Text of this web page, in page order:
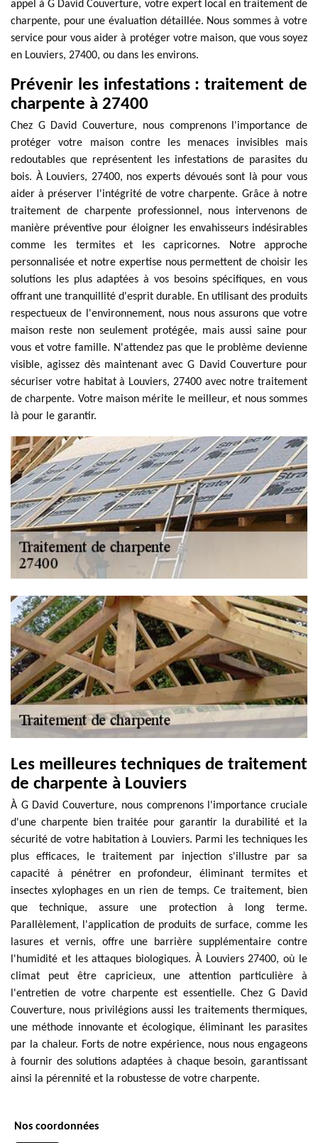
appel à G David Couverture, votre expert local en traitement de
charpente, pour une évaluation détaillée. Nous sommes à votre
service pour vous aider à protéger votre maison, que vous soyez
en Louviers, 27400, ou dans les environs.
Prévenir les infestations : traitement de
charpente à 27400
Chez G David Couverture, nous comprenons l'importance de
protéger votre maison contre les menaces invisibles mais
redoutables que représentent les infestations de parasites du
bois. À Louviers, 27400, nos experts dévoués sont là pour vous
aider à préserver l'intégrité de votre charpente. Grâce à notre
traitement de charpente professionnel, nous intervenons de
manière préventive pour éloigner les envahisseurs indésirables
comme les termites et les capricornes. Notre approche
personnalisée et notre expertise nous permettent de choisir les
solutions les plus adaptées à vos besoins spécifiques, en vous
offrant une tranquillité d'esprit durable. En utilisant des produits
respectueux de l'environnement, nous nous assurons que votre
maison reste non seulement protégée, mais aussi saine pour
vous et votre famille. N'attendez pas que le problème devienne
visible, agissez dès maintenant avec G David Couverture pour
sécuriser votre habitat à Louviers, 27400 avec notre traitement
de charpente. Votre maison mérite le meilleur, et nous sommes
là pour le garantir.
Les meilleures techniques de traitement
de charpente à Louviers
À G David Couverture, nous comprenons l'importance cruciale
d'une charpente bien traitée pour garantir la durabilité et la
sécurité de votre habitation à Louviers. Parmi les techniques les
plus efficaces, le traitement par injection s'illustre par sa
capacité à pénétrer en profondeur, éliminant termites et
insectes xylophages en un rien de temps. Ce traitement, bien
que technique, assure une protection à long terme.
Parallèlement, l'application de produits de surface, comme les
lasures et vernis, offre une barrière supplémentaire contre
l'humidité et les attaques biologiques. À Louviers 27400, où le
climat peut être capricieux, une attention particulière à
l'entretien de votre charpente est essentielle. Chez G David
Couverture, nous privilégions aussi les traitements thermiques,
une méthode innovante et écologique, éliminant les parasites
par la chaleur. Forts de notre expérience, nous nous engageons
à fournir des solutions adaptées à chaque besoin, garantissant
ainsi la pérennité et la robustesse de votre charpente.
Nos coordonnées